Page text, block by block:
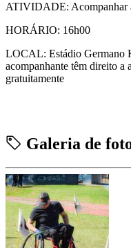
ATIVIDADE: Acompanhar
HORÁRIO: 16h00
LOCAL: Estádio Germano
acompanhante têm direito a
gratuitamente
Galeria de